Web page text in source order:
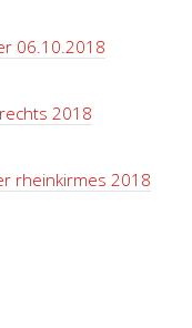
06.10.2018
2018
rheinkirmes 2018